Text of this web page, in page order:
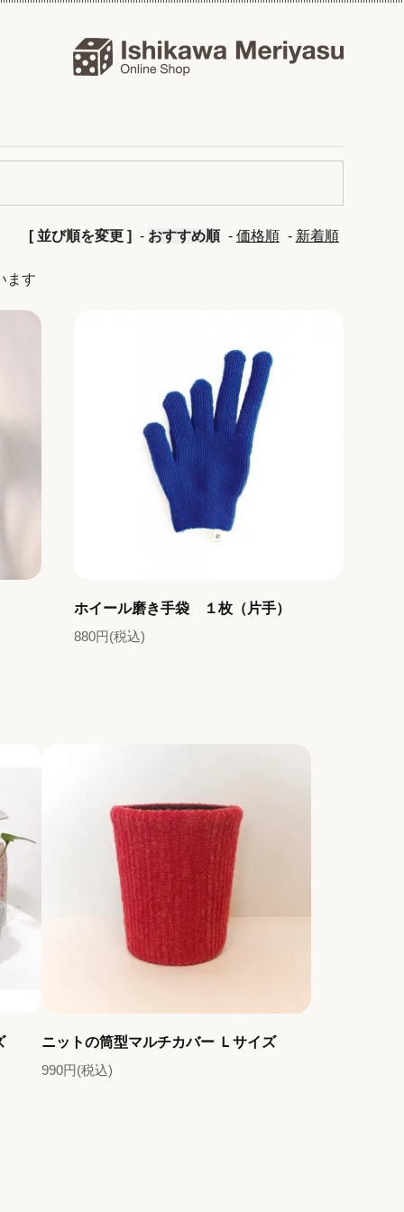
[ 並び順を変更 ] - おすすめ順 - 価格順 - 新着順
ます
ホイール磨き手袋 １枚（片手）
880円(税込)
ニットの筒型マルチカバー Ｌサイズ
990円(税込)